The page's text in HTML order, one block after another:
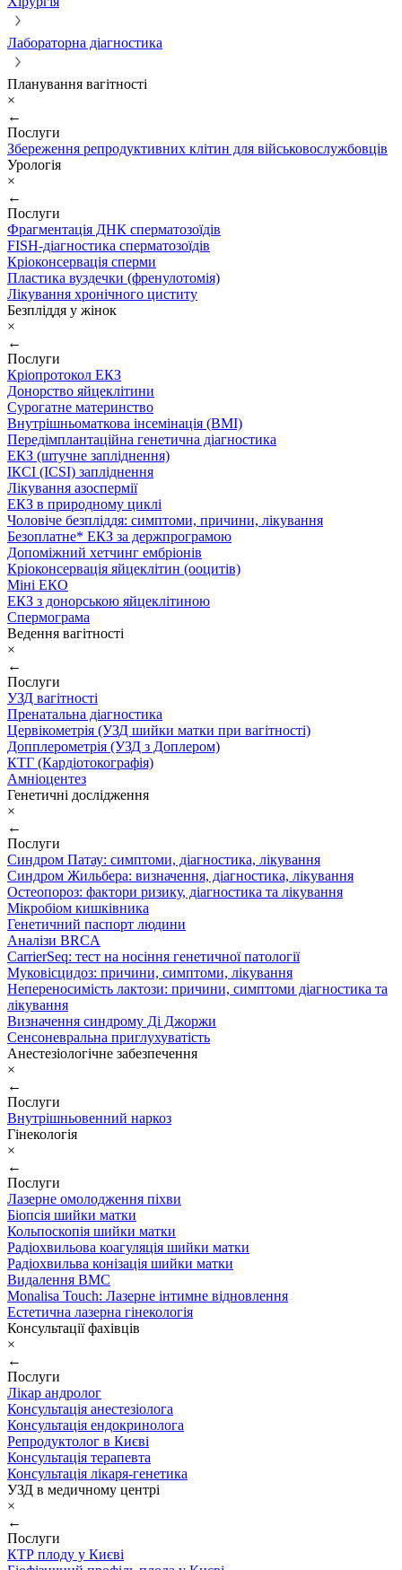
Лабораторна діагностика
Планування вагітності
×
←
Послуги
Збереження репродуктивних клітин для військовослужбовців
Урологія
×
←
Послуги
Фрагментація ДНК сперматозоїдів
FISH-діагностика сперматозоїдів
Кріоконсервація сперми
Пластика вуздечки (френулотомія)
Лікування хронічного циститу
Безпліддя у жінок
×
←
Послуги
Кріопротокол ЕКЗ
Донорство яйцеклітини
Сурогатне материнство
Внутрішньоматкова інсемінація (ВМІ)
Передімплантаційна генетична діагностика
ЕКЗ (штучне запліднення)
ІКСІ (ICSI) запліднення
Лікування азоспермії
ЕКЗ в природному циклі
Чоловіче безпліддя: симптоми, причини, лікування
Безоплатне* ЕКЗ за держпрограмою
Допоміжний хетчинг ембріонів
Кріоконсервація яйцеклітин (ооцитів)
Міні ЕКО
ЕКЗ з донорською яйцеклітиною
Спермограма
Ведення вагітності
×
←
Послуги
УЗД вагітності
Пренатальна діагностика
Цервікометрія (УЗД шийки матки при вагітності)
Допплерометрія (УЗД з Доплером)
КТГ (Кардіотокографія)
Амніоцентез
Генетичні дослідження
×
←
Послуги
Синдром Патау: симптоми, дiагностика, лiкування
Синдром Жильбера: визначення, діагностика, лікування
Остеопороз: фактори ризику, діагностика та лікування
Мікробіом кишківника
Генетичний паспорт людини
Аналізи BRCA
CarrierSeq: тест на носіння генетичної патології
Муковісцидоз: причини, симптоми, лікування
Непереносимість лактози: причини, симптоми діагностика та
лікування
Визначення синдрому Ді Джоржи
Сенсоневральна приглухуватість
Анестезіологічне забезпечення
×
←
Послуги
Внутрішньовенний наркоз
Гінекологія
×
←
Послуги
Лазерне омолодження піхви
Біопсія шийки матки
Кольпоскопія шийки матки
Радіохвильова коагуляція шийки матки
Радіохвильва конізація шийки матки
Видалення ВМС
Monalisa Touch: Лазерне інтимне відновлення
Естетична лазерна гінекологія
Консультації фахівців
×
←
Послуги
Лікар андролог
Консультація анестезіолога
Консультація ендокринолога
Репродуктолог в Києві
Консультація терапевта
Консультація лікаря-генетика
УЗД в медичному центрі
×
←
Послуги
КТР плоду у Києві